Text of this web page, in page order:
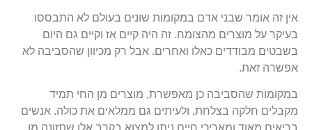
אין זה אומר שבני אדם במקומות שונים בעולם לא התבססו
בעיקר על מוצרים מהצומח. זה היה קיים אז וקיים גם היום
בשבטים מבודדים כאלו ואחרים. אבל רק מכיוון שהסביבה לא
אפשרה זאת.
במקומות שהסביבה כן מאפשרת, מוצרים מן החי תמיד
מקבלים חלקה בצלחת, ולעיתים גם ממלאים את כולה. אנשים
בריאים מאוד ומאריכי חיים ניתן למצוא בקרב אלו שתזונה מן